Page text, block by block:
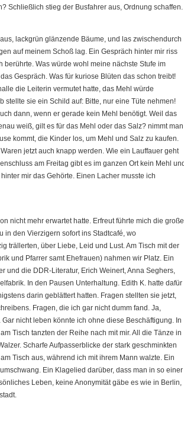
Schließlich stieg der Busfahrer aus, Ordnung schaffen.
lackgrün glänzende Bäume, und las zwischendurch
auf meinem Schoß lag. Ein Gespräch hinter mir riss
berührte. Was würde wohl meine nächste Stufe im
Gespräch. Was für kuriose Blüten das schon treibt!
die Leiterin vermutet hatte, das Mehl würde
sie ein Schild auf: Bitte, nur eine Tüte nehmen!
dann, wenn er gerade kein Mehl benötigt. Weil das
weiß, gilt es für das Mehl oder das Salz? nimmt man
kommt, die Kinder los, um Mehl und Salz zu kaufen.
jetzt auch knapp werden. Wie ein Lauffauer geht
am Freitag gibt es im ganzen Ort kein Mehl und
mir das Gehörte. Einen Lacher musste ich
nicht mehr erwartet hatte. Erfreut führte mich die große,
in den Vierzigern sofort ins Stadtcafé, wo
trällerten, über Liebe, Leid und Lust. Am Tisch mit der
und Pfarrer samt Ehefrauen) nahmen wir Platz. Ein
und die DDR-Literatur, Erich Weinert, Anna Seghers,
In den Pausen Unterhaltung. Edith K. hatte dafür
darin geblättert hatten. Fragen stellten sie jetzt,
Fragen, die ich gar nicht dumm fand. Ja,
nicht leben könnte ich ohne diese Beschäftigung. In
Tisch tanzten der Reihe nach mit mir. All die Tänze in
Scharfe Aufpasserblicke der stark geschminkten
Tisch aus, während ich mit ihrem Mann walzte. Ein
Ein Klagelied darüber, dass man in so einer
Leben, keine Anonymität gäbe es wie in Berlin,